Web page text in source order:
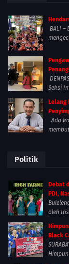
BALI –
Seksi
Lelang
Ada
Politik
Debat
PDI,
oleh
Black